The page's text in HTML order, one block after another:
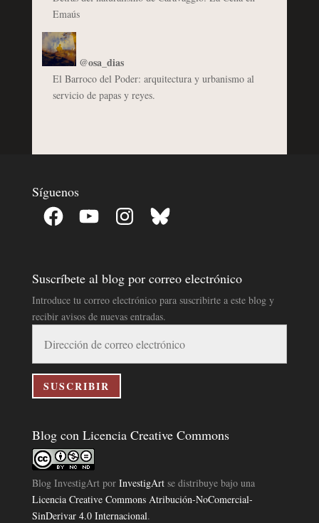
Emaús
@osa_dias
El Barroco del Poder: arquitectura y urbanismo al
servicio de papas y reyes.
Síguenos
Facebook YouTube InstagramBluesky
Suscríbete al blog por correo electrónico
Introduce tu correo electrónico para suscribirte a este blog y
recibir avisos de nuevas entradas.
correo
electrónico
SUSCRIBIR
Blog con Licencia Creative Commons
Blog InvestigArtpor InvestigArtse distribuye bajo una
Licencia Creative Commons Atribución-NoComercial-
SinDerivar 4.0 Internacional.